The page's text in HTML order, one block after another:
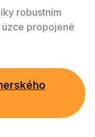
robustním
propojené